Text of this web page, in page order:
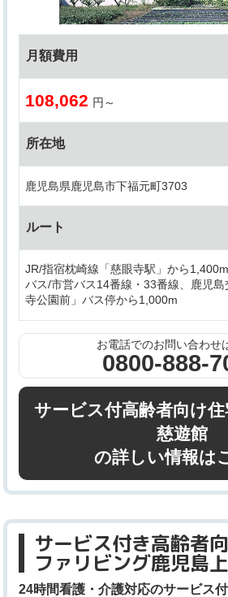
月額費用
108,062 円～
所在地
鹿児島県鹿児島市下福元町3703
ルート
JR/指宿枕崎線「慈眼寺駅」から1,400m
バス/市営バス14番線・33番線、鹿児
寺公園前」バス停から1,000m
お電話でのお問い合わせ
0800-888-
サービス付高齢者向け
慈遊館
の詳しい情報は
サービス付き高齢者
ファリビング鹿児島
24時間看護・介護対応のサービス